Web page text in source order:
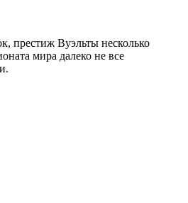
престиж Вуэльты несколько
мира далеко не все